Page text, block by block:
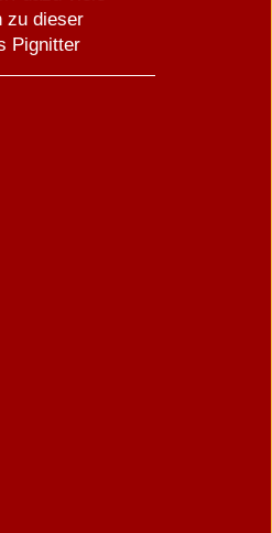
zu dieser
Pignitter